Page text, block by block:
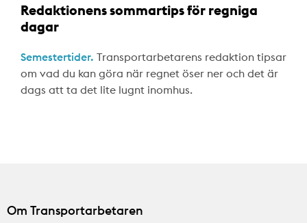
Redaktionens sommartips för regniga
dagar
Semestertider. Transportarbetarens redaktion tipsar
om vad du kan göra när regnet öser ner och det är
dags att ta det lite lugnt inomhus.
Om Transportarbetaren